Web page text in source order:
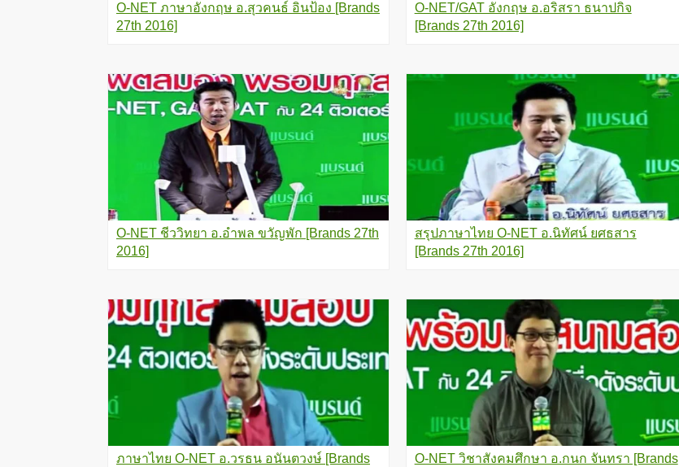
O-NET ภาษาอังกฤษ อ.สุวคนธ์ อินป้อง [Brands
27th 2016]
O-NET/GAT อังกฤษ อ.อริสรา ธนาปกิจ
[Brands 27th 2016]
O-NET ชีววิทยา อ.อำพล ขวัญพัก [Brands 27th
2016]
สรุปภาษาไทย O-NET อ.นิทัศน์ ยศธสาร
[Brands 27th 2016]
ภาษาไทย O-NET อ.วรธน อนันตวงษ์ [Brands
O-NET วิชาสังคมศึกษา อ.กนก จันทรา [Brands